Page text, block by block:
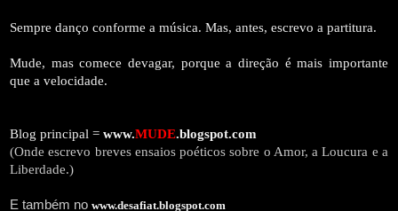
Sempre danço conforme a música. Mas, antes, escrevo a partitura.
Mude, mas comece devagar, porque a direção é mais importante
que a velocidade.
Blog principal = www.MUDE.blogspot.com
(Onde escrevo breves ensaios poéticos sobre o Amor, a Loucura e a
Liberdade.)
E também no www.desafiat.blogspot.com